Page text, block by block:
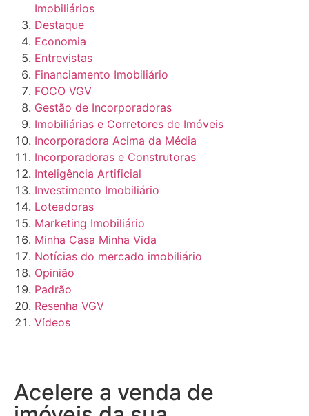
Imobiliários
Destaque
Economia
Entrevistas
Financiamento Imobiliário
FOCO VGV
Gestão de Incorporadoras
Imobiliárias e Corretores de Imóveis
Incorporadora Acima da Média
Incorporadoras e Construtoras
Inteligência Artificial
Investimento Imobiliário
Loteadoras
Marketing Imobiliário
Minha Casa Minha Vida
Notícias do mercado imobiliário
Opinião
Padrão
Resenha VGV
Vídeos
Acelere a venda de